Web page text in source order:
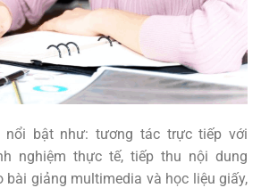
nổi bật như: tương tác trực tiếp với
nghiệm thực tế, tiếp thu nội dung
bài giảng multimedia và học liệu giấy,